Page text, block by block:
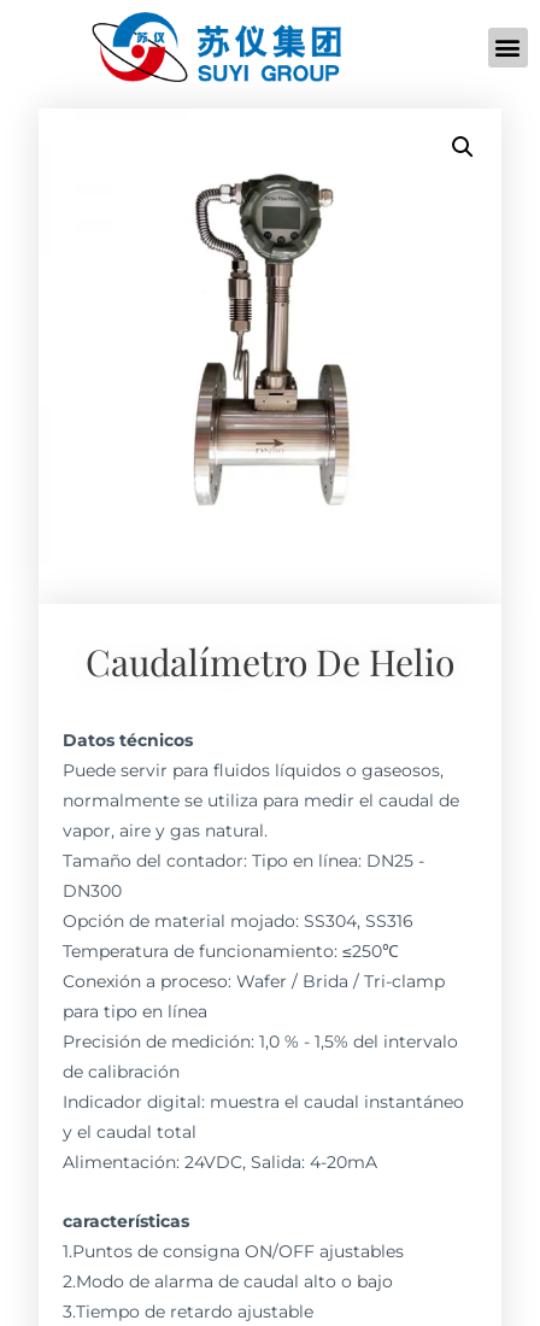
Caudalímetro De Helio
Datos técnicos
Puede servir para fluidos líquidos o gaseosos,
normalmente se utiliza para medir el caudal de
vapor, aire y gas natural.
Tamaño del contador: Tipo en línea: DN25 -
DN300
Opción de material mojado: SS304, SS316
Temperatura de funcionamiento: ≤250℃
Conexión a proceso: Wafer / Brida / Tri-clamp
para tipo en línea
Precisión de medición: 1,0 % - 1,5% del intervalo
de calibración
Indicador digital: muestra el caudal instantáneo
y el caudal total
Alimentación: 24VDC, Salida: 4-20mA
características
1.Puntos de consigna ON/OFF ajustables
2.Modo de alarma de caudal alto o bajo
3.Tiempo de retardo ajustable